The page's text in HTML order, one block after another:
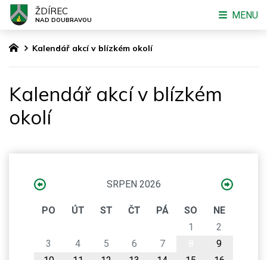
Kalendář akcí v blízkém okolí
Kalendář akcí v blízkém
okolí
SRPEN 2026
PO ÚT ST ČT PÁ SO
NE
1
2
3
4 5 6 7
9
ŽDÍREC
NAD DOUBRAVOU MENU